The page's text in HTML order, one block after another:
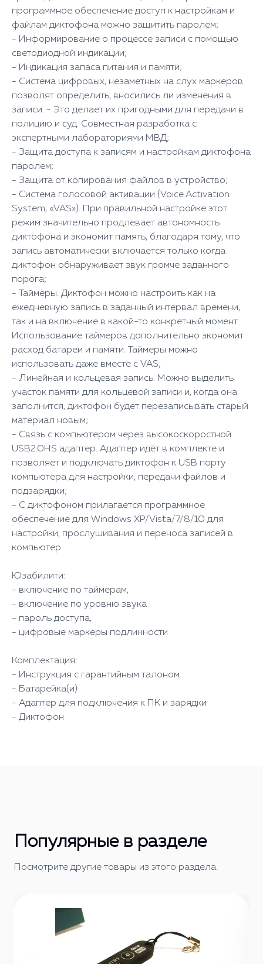
программное обеспечение доступ к настройкам и
файлам диктофона можно защитить паролем;
- Информирование о процессе записи с помощью
светодиодной индикации;
- Индикация запаса питания и памяти;
- Система цифровых, незаметных на слух маркеров
позволят определить, вносились ли изменения в
записи. - Это делает их пригодными для передачи в
полицию и суд. Совместная разработка с
экспертными лабораториями МВД;
- Защита доступа к записям и настройкам диктофона
паролем;
- Защита от копирования файлов в устройство;
- Система голосовой активации (Voice Activation
System, «VAS»). При правильной настройке этот
режим значительно продлевает автономность
диктофона и экономит память, благодаря тому, что
запись автоматически включается только когда
диктофон обнаруживает звук громче заданного
порога;
- Таймеры. Диктофон можно настроить как на
ежедневную запись в заданный интервал времени,
так и на включение в какой-то конкретный момент.
Использование таймеров дополнительно экономит
расход батареи и памяти. Таймеры можно
использовать даже вместе с VAS;
- Линейная и кольцевая запись. Можно выделить
участок памяти для кольцевой записи и, когда она
заполнится, диктофон будет перезаписывать старый
материал новым;
- Связь с компьютером через высокоскоростной
USB2.0HS адаптер. Адаптер идёт в комплекте и
позволяет и подключать диктофон к USB порту
компьютера для настройки, передачи файлов и
подзарядки;
- С диктофоном прилагается программное
обеспечение для Windows XP/Vista/7/8/10 для
настройки, прослушивания и переноса записей в
компьютер
Юзабилити:
- включение по таймерам,
- включение по уровню звука
- пароль доступа,
- цифровые маркеры подлинности
Комплектация:
- Инструкция с гарантийным талоном
- Батарейка(и)
- Адаптер для подключения к ПК и зарядки
- Диктофон
Популярные в разделе
Посмотрите другие товары из этого раздела.